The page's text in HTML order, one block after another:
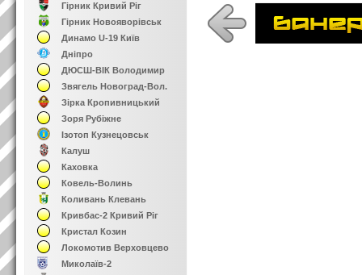
Гірник Кривий Ріг
Гірник Новояворівськ
Динамо U-19 Київ
Дніпро
ДЮСШ-ВІК Володимир
Звягель Новоград-Вол.
Зірка Кропивницький
Зоря Рубіжне
Ізотоп Кузнецовськ
Калуш
Каховка
Ковель-Волинь
Коливань Клевань
Кривбас-2 Кривий Ріг
Кристал Козин
Локомотив Верховцево
Миколаїв-2